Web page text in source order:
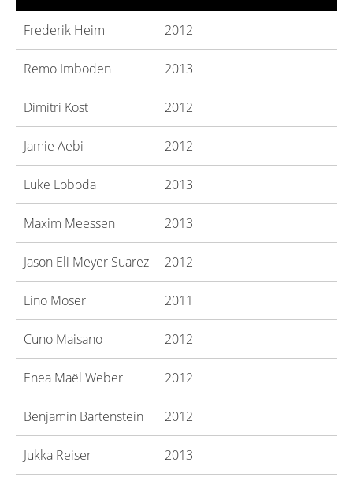
Frederik Heim 2012
Remo Imboden 2013
Dimitri Kost 2012
Jamie Aebi 2012
Luke Loboda 2013
Maxim Meessen 2013
Jason Eli Meyer Suarez 2012
Lino Moser 2011
Cuno Maisano 2012
Enea Maël Weber 2012
Benjamin Bartenstein 2012
Jukka Reiser 2013